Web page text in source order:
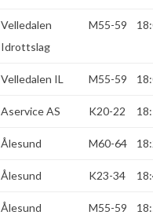
Velledalen
Idrottslag
M55-59
Velledalen IL M55-59
Aservice AS K20-22
Ålesund M60-64
Ålesund K23-34
Ålesund M55-59